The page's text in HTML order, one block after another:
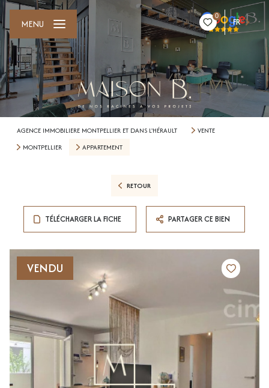
0
FR
MENU
AGENCE IMMOBILIERE MONTPELLIER ET DANS L'HÉRAULT
VENTE
MONTPELLIER
APPARTEMENT
RETOUR
TÉLÉCHARGER LA FICHE PARTAGER CE BIEN
VENDU